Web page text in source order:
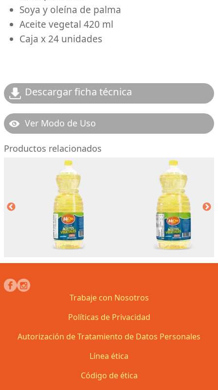
Soya y oleína de palma
Aceite vegetal 420 ml
Caja x 24 unidades
Descargar ficha técnica
Ver Modo de Uso
Productos relacionados
Trabaje con Nosotros
Políticas de Privacidad
Autorización de Tratamiento de Datos Personales
Línea ética
Código de ética